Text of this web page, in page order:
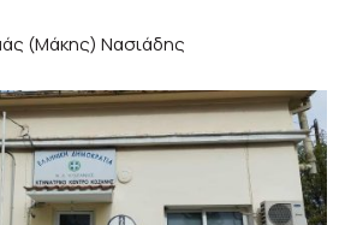
(Μάκης) Νασιάδης